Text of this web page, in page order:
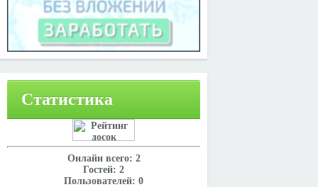
Статистика
Онлайн всего: 2
Гостей: 2
Пользователей: 0